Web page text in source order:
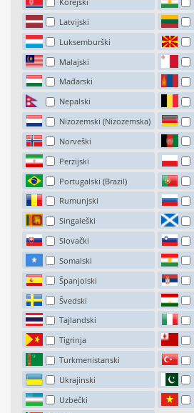
Latvijski
Luksemburški
Malajski
Mađarski
Nepalski
Nizozemski (Nizozemska)
Norveški
Perzijski
Portugalski (Brazil)
Rumunjski
Singaleški
Slovački
Somalski
Španjolski
Švedski
Tajlandski
Tigrinja
Turkmenistanski
Ukrajinski
Uzbečki